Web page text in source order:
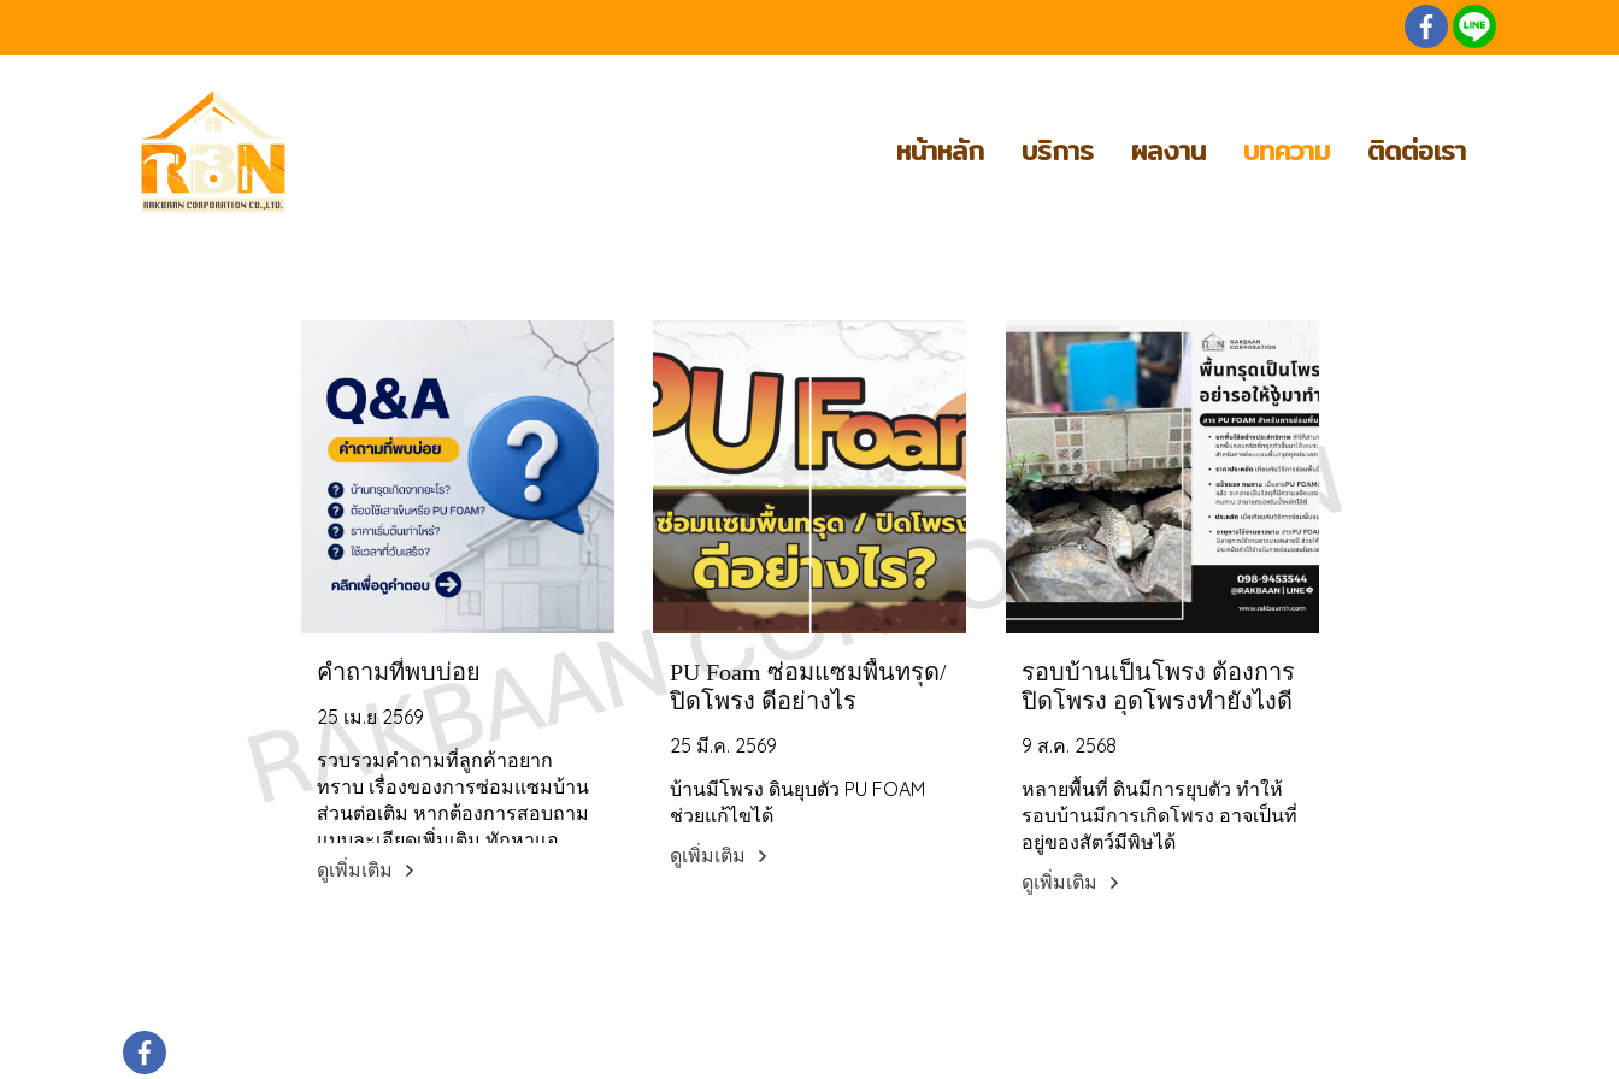
หน้าหลัก บริการ ผลงาน บทความ ติดต่อเรา
คำถามที่พบบ่อย
25 เม.ย 2569
รวบรวมคำถามที่ลูกค้าอยาก
ทราบ เรื่องของการซ่อมแซมบ้าน
ส่วนต่อเติม หากต้องการสอบถาม
แบบละเอียดเพิ่มเติม ทักหาแอ
ดมินได้เลย LINE : @rakbaan
ดูเพิ่มเติม
PU Foam ซ่อมแซมพื้นทรุด/
ปิดโพรง ดีอย่างไร
25 มี.ค. 2569
บ้านมีโพรง ดินยุบตัว PU FOAM
ช่วยแก้ไขได้
ดูเพิ่มเติม
รอบบ้านเป็นโพรง ต้องการ
ปิดโพรง อุดโพรงทำยังไงดี
9 ส.ค. 2568
หลายพื้นที่ ดินมีการยุบตัว ทำให้
รอบบ้านมีการเกิดโพรง อาจเป็นที่
อยู่ของสัตว์มีพิษได้
ดูเพิ่มเติม